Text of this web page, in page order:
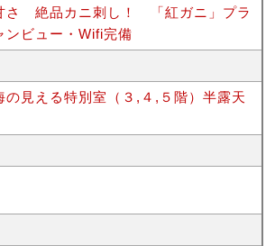
さ 絶品カニ刺し！ 「紅ガニ」プラ
ビュー・Wifi完備
の見える特別室（３,４,５階）半露天